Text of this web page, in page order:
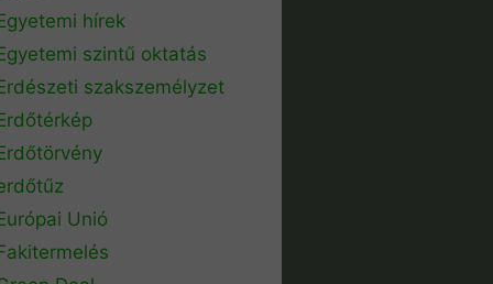
hírek
szintű oktatás
szakszemélyzet
Unió